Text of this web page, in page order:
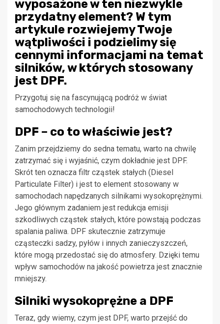
wyposażone w ten niezwykle
przydatny element? W tym
artykule rozwiejemy Twoje
wątpliwości i podzielimy się
cennymi informacjami na temat
silników, w których stosowany
jest DPF.
Przygotuj się na fascynującą podróż w świat
samochodowych technologii!
DPF – co to właściwie jest?
Zanim przejdziemy do sedna tematu, warto na chwilę
zatrzymać się i wyjaśnić, czym dokładnie jest DPF.
Skrót ten oznacza filtr cząstek stałych (Diesel
Particulate Filter) i jest to element stosowany w
samochodach napędzanych silnikami wysokoprężnymi.
Jego głównym zadaniem jest redukcja emisji
szkodliwych cząstek stałych, które powstają podczas
spalania paliwa. DPF skutecznie zatrzymuje
cząsteczki sadzy, pyłów i innych zanieczyszczeń,
które mogą przedostać się do atmosfery. Dzięki temu
wpływ samochodów na jakość powietrza jest znacznie
mniejszy.
Silniki wysokoprężne a DPF
Teraz, gdy wiemy, czym jest DPF, warto przejść do